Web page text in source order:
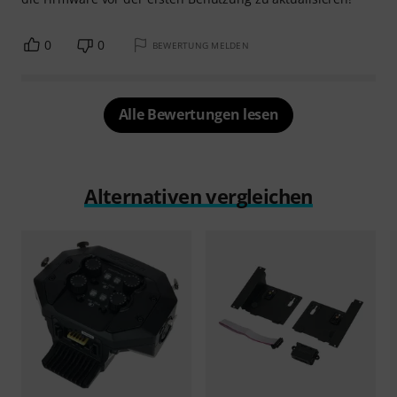
0 0 BEWERTUNG MELDEN
Alle Bewertungen lesen
Alternativen vergleichen